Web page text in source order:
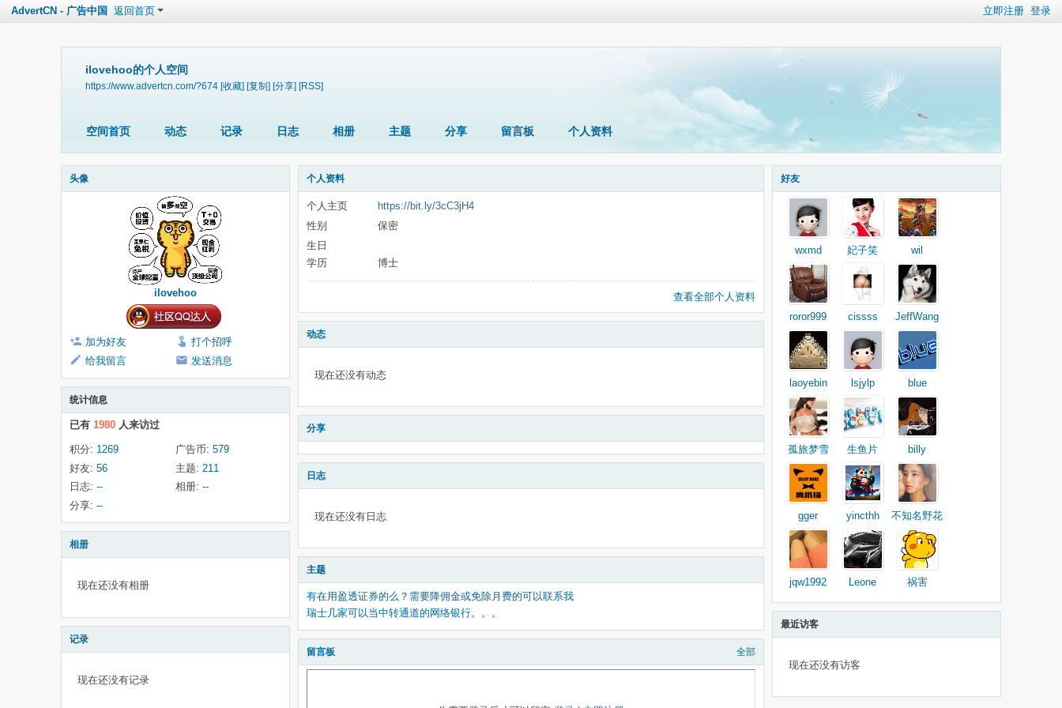
立即注册 登录
AdvertCN - 广告中国 返回首页
ilovehoo的个人空间
https://www.advertcn.com/?674 [收藏] [复制] [分享] [RSS]
空间首页 动态 记录 日志 相册 主题 分享 留言板 个人资料
头像
ilovehoo
加为好友
打个招呼
给我留言
发送消息
统计信息
已有 1980 人来访过
积分: 1269 广告币: 579
好友: 56 主题: 211
日志: -- 相册: --
分享: --
相册
现在还没有相册
记录
现在还没有记录
个人资料
个人主页
https://bit.ly/3cC3jH4
性别
保密
生日
学历
博士
查看全部个人资料
动态
现在还没有动态
分享
日志
现在还没有日志
主题
有在用盈透证券的么？需要降佣金或免除月费的可以联系我
瑞士几家可以当中转通道的网络银行。。。
留言板 全部
好友
wxmd 妃子笑 wil
roror999 cissss JeffWang
laoyebin lsjylp blue
孤旅梦雪 生鱼片 billy
gger yincthh 不知名野花
jqw1992 Leone 祸害
最近访客
现在还没有访客